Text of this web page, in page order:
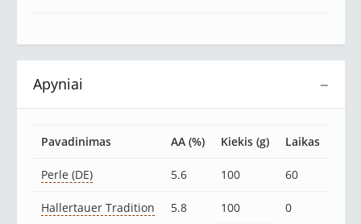
−
Apyniai
Pavadinimas AA (%) Kiekis (g) Laikas
Perle (DE) 5.6 100 60
Hallertauer Tradition 5.8 100 0